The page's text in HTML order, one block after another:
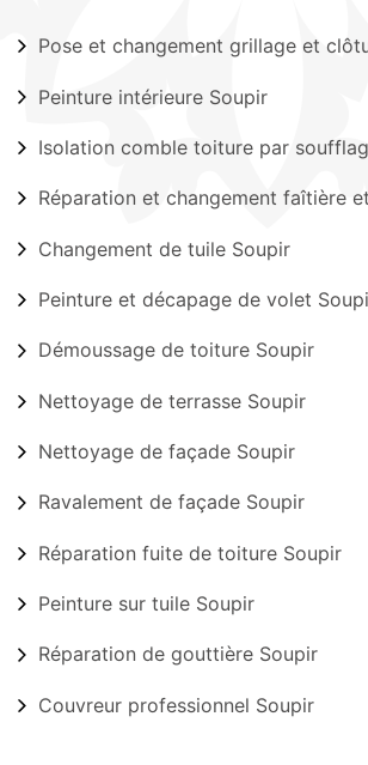
Pose et changement grillage et
Peinture intérieure Soupir
Isolation comble toiture par
Réparation et changement faîtière
Changement de tuile Soupir
Peinture et décapage de volet
Démoussage de toiture Soupir
Nettoyage de terrasse Soupir
Nettoyage de façade Soupir
Ravalement de façade Soupir
Réparation fuite de toiture Soupir
Peinture sur tuile Soupir
Réparation de gouttière Soupir
Couvreur professionnel Soupir